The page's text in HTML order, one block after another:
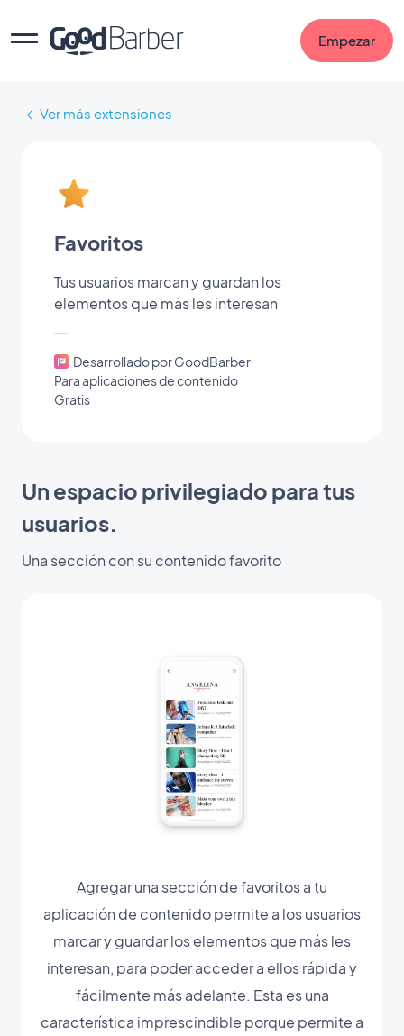
Empezar
Ver más extensiones
Favoritos
Tus usuarios marcan y guardan los
elementos que más les interesan
Desarrollado por GoodBarber
Para aplicaciones de contenido
Gratis
Un espacio privilegiado para tus
usuarios.
Una sección con su contenido favorito
Agregar una sección de favoritos a tu
aplicación de contenido permite a los usuarios
marcar y guardar los elementos que más les
interesan, para poder acceder a ellos rápida y
fácilmente más adelante. Esta es una
característica imprescindible porque permite a